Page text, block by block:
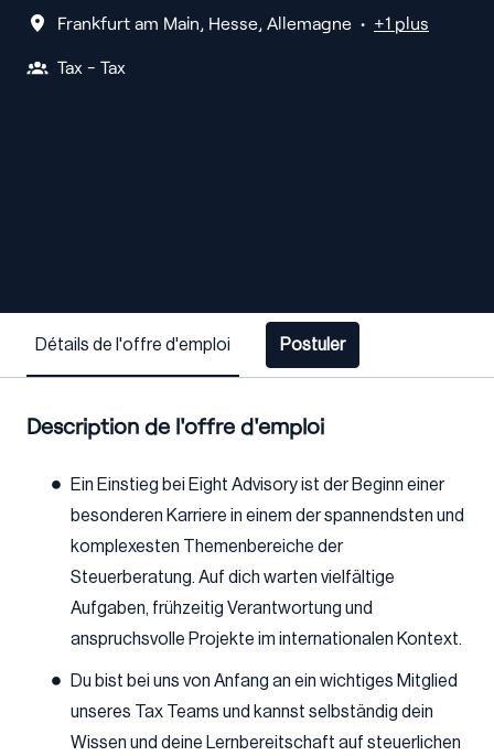
Frankfurt am Main Hesse Allemagne • +1 plus
Tax - Tax
Détails de l'offre d'emploi Postuler
Description de l'offre d'emploi
Ein Einstieg bei Eight Advisory ist der Beginn einer
besonderen Karriere in einem der spannendsten und
komplexesten Themenbereiche der
Steuerberatung. Auf dich warten vielfältige
Aufgaben, frühzeitig Verantwortung und
anspruchsvolle Projekte im internationalen Kontext.
Du bist bei uns von Anfang an ein wichtiges Mitglied
unseres Tax Teams und kannst selbständig dein
Wissen und deine Lernbereitschaft auf steuerlichen